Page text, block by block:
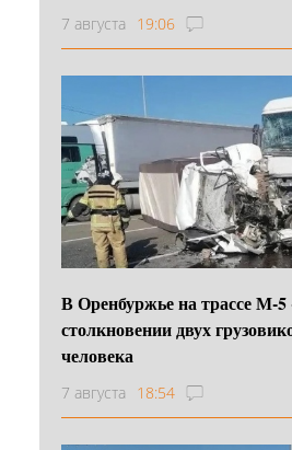
7 августа 19:06
В Оренбуржье на трассе М-
столкновении двух
человека
7 августа 18:54